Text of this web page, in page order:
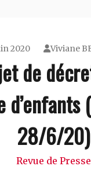
2020 Viviane
de
d’enfants
28/6/20)
Revue de Presse